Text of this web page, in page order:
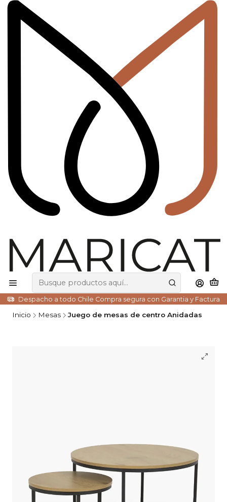
Despacho a todo Chile Compra segura con Garantia y Factura
Inicio Mesas Juego de mesas de centro Anidadas